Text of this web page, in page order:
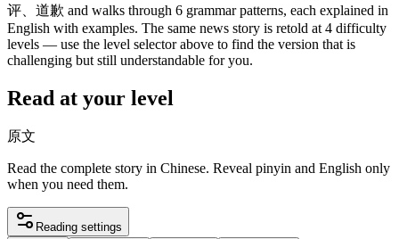
评、道歉 and walks through 6 grammar patterns, each explained in
English with examples. The same news story is retold at 4 difficulty
levels — use the level selector above to find the version that is
challenging but still understandable for you.
Read at your level
原文
Read the complete story in Chinese. Reveal pinyin and English only
when you need them.
Reading settings